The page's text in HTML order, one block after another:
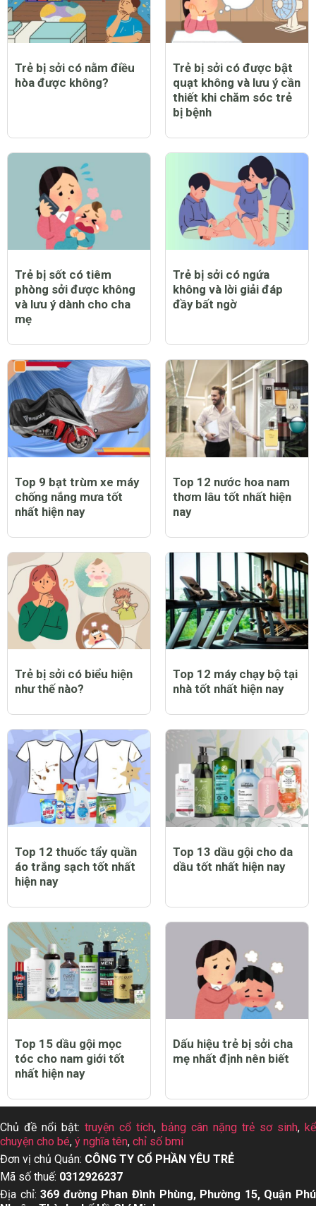
Trẻ bị sởi có nằm điều
hòa được không?
Trẻ bị sởi có được bật
quạt không và lưu ý cần
thiết khi chăm sóc trẻ
bị bệnh
Trẻ bị sốt có tiêm
phòng sởi được không
và lưu ý dành cho cha
mẹ
Trẻ bị sởi có ngứa
không và lời giải đáp
đầy bất ngờ
Top 9 bạt trùm xe máy
chống nắng mưa tốt
nhất hiện nay
Top 12 nước hoa nam
thơm lâu tốt nhất hiện
nay
Trẻ bị sởi có biểu hiện
như thế nào?
Top 12 máy chạy bộ tại
nhà tốt nhất hiện nay
Top 12 thuốc tẩy quần
áo trắng sạch tốt nhất
hiện nay
Top 13 dầu gội cho da
dầu tốt nhất hiện nay
Top 15 dầu gội mọc
tóc cho nam giới tốt
nhất hiện nay
Dấu hiệu trẻ bị sởi cha
mẹ nhất định nên biết
Chủ đề nổi bật:truyện cổ tích, bảng cân nặng trẻ sơ sinh,kể
chuyện cho bé, ý nghĩa tên, chỉ số bmi
Đơn vị chủ Quản: CÔNG TY CỔ PHẦN YÊU TRẺ
Mã số thuế: 0312926237
Địa chỉ:369 đường Phan Đình Phùng, Phường 15, Quận Phú